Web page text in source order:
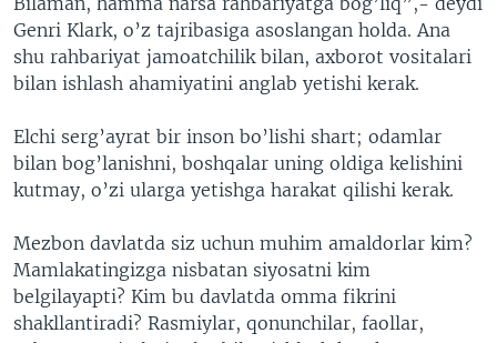
Genri Klark, o’z tajribasiga asoslangan holda. Ana
shu rahbariyat jamoatchilik bilan, axborot vositalari
bilan ishlash ahamiyatini anglab yetishi kerak.
Elchi serg’ayrat bir inson bo’lishi shart; odamlar
bilan bog’lanishni, boshqalar uning oldiga kelishini
kutmay, o’zi ularga yetishga harakat qilishi kerak.
Mezbon davlatda siz uchun muhim amaldorlar kim?
Mamlakatingizga nisbatan siyosatni kim
belgilayapti? Kim bu davlatda omma fikrini
shakllantiradi? Rasmiylar, qonunchilar, faollar,